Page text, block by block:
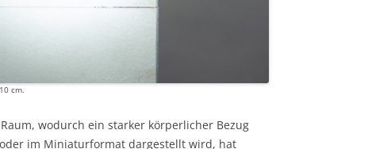
cm.
wodurch ein starker körperlicher Bezug
im Miniaturformat dargestellt wird, hat